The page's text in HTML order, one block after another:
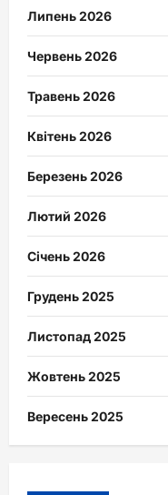
Липень 2026
Червень 2026
Травень 2026
Квітень 2026
Березень 2026
Лютий 2026
Січень 2026
Грудень 2025
Листопад 2025
Жовтень 2025
Вересень 2025